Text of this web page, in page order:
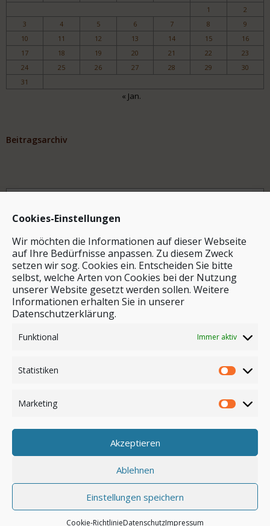
Cookies-Einstellungen
Wir möchten die Informationen auf dieser Webseite
auf Ihre Bedürfnisse anpassen. Zu diesem Zweck
setzen wir sog. Cookies ein. Entscheiden Sie bitte
selbst, welche Arten von Cookies bei der Nutzung
unserer Website gesetzt werden sollen. Weitere
Informationen erhalten Sie in unserer
Datenschutzerklärung.
Funktional Immer aktiv
Statistiken
Marketing
Akzeptieren
Ablehnen
Einstellungen speichern
Cookie-RichtlinieDatenschutzImpressum
1
2
3
4 5 6 7 8
9
10
11 12 13 14 15
16
17
18 19 20 21 22
23
24
25 26 27 28 29
30
31
« Jan.
Beitragsarchiv
Archiv
Stichwortsuche
Anmelden
© by safar-reiseblog.de